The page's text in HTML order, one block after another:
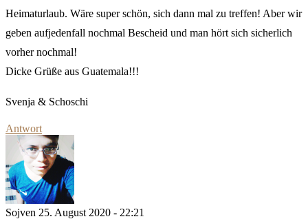
Heimaturlaub. Wäre super schön, sich dann mal zu treffen! Aber wir
geben aufjedenfall nochmal Bescheid und man hört sich sicherlich
vorher nochmal!
Dicke Grüße aus Guatemala!!!
Svenja & Schoschi
Antwort
Sojven 25. August 2020 - 22:21